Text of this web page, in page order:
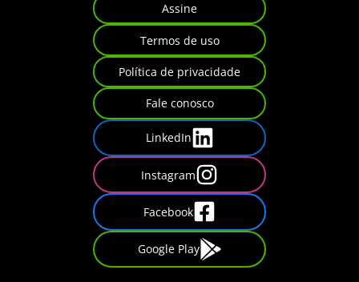
Assine
Termos de uso
Política de privacidade
Fale conosco
LinkedIn
Instagram
Facebook
Google Play